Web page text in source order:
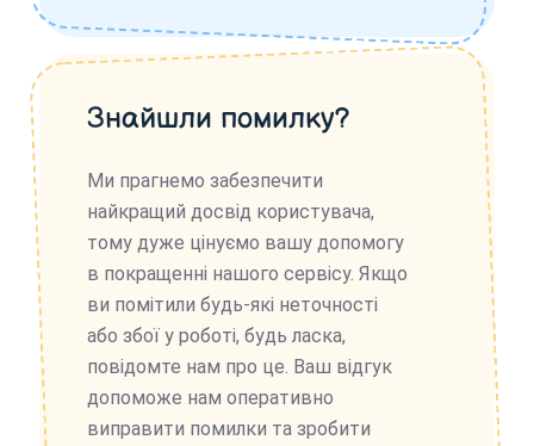
Знайшли помилку?
Ми прагнемо забезпечити
найкращий досвід користувача,
тому дуже цінуємо вашу допомогу
в покращенні нашого сервісу. Якщо
ви помітили будь-які неточності
або збої у роботі, будь ласка,
повідомте нам про це. Ваш відгук
допоможе нам оперативно
виправити помилки та зробити